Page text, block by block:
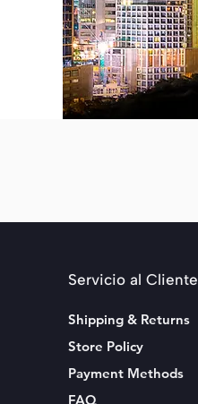
Servicio al Cliente
Shipping & Returns
Store Policy
Payment Methods
FAQ